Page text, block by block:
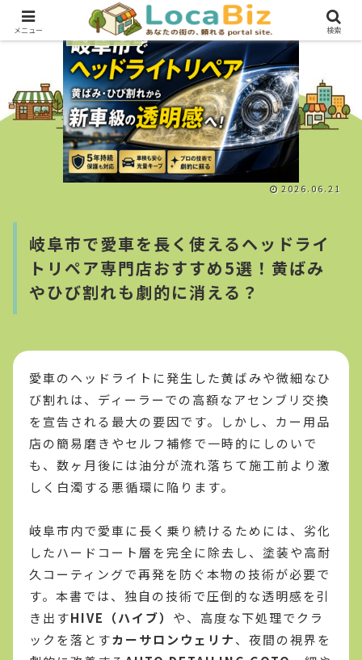
岐阜市で愛車を長く使えるヘッドライ
トリペア専門店おすすめ5選！黄ばみ
やひび割れも劇的に消える？
生活・サービス
2026.06.21
愛車のヘッドライトに発生した黄ばみや微細なひ
び割れは、ディーラーでの高額なアセンブリ交換
を宣告される最大の要因です。しかし、カー用品
店の簡易磨きやセルフ補修で一時的にしのいで
も、数ヶ月後には油分が流れ落ちて施工前より激
しく白濁する悪循環に陥ります。
岐阜市内で愛車に長く乗り続けるためには、劣化
したハードコート層を完全に除去し、塗装や高耐
久コーティングで再発を防ぐ本物の技術が必要で
す。本書では、独自の技術で圧倒的な透明感を引
き出すHIVE（ハイブ） や、高度な下処理でクラ
ックを落とすカーサロンウェリナ、夜間の視界を
メニュー 検索